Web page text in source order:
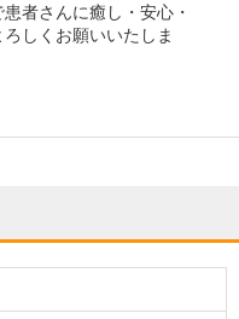
者さんに癒し・安心・
しくお願いいたしま